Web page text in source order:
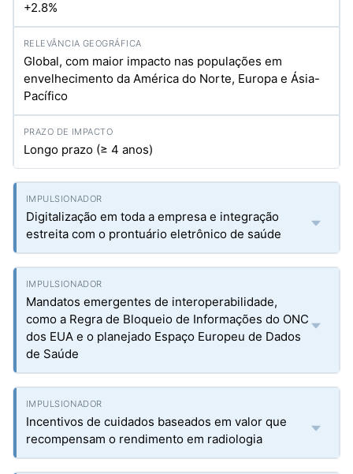
+2.8%
Global, com maior impacto nas populações em
envelhecimento da América do Norte, Europa e Ásia-
Pacífico
Longo prazo (≥ 4 anos)
Digitalização em toda a empresa e integração
estreita com o prontuário eletrônico de saúde
Mandatos emergentes de interoperabilidade,
como a Regra de Bloqueio de Informações do ONC
dos EUA e o planejado Espaço Europeu de Dados
de Saúde
Incentivos de cuidados baseados em valor que
recompensam o rendimento em radiologia